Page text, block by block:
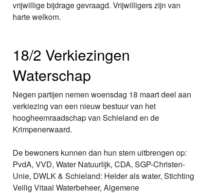
vrijwillige bijdrage gevraagd. Vrijwilligers zijn van
harte welkom.
18/2 Verkiezingen
Waterschap
Negen partijen nemen woensdag 18 maart deel aan
verkiezing van een nieuw bestuur van het
hoogheemraadschap van Schieland en de
Krimpenerwaard.
De bewoners kunnen dan hun stem uitbrengen op:
PvdA, VVD, Water Natuurlijk, CDA, SGP-Christen-
Unie, DWLK & Schieland: Helder als water, Stichting
Veilig Vitaal Waterbeheer, Algemene